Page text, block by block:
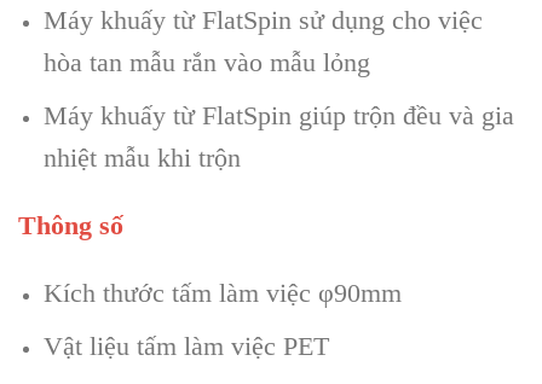
Máy khuấy từ FlatSpin sử dụng cho việc
hòa tan mẫu rắn vào mẫu lỏng
Máy khuấy từ FlatSpin giúp trộn đều và gia
nhiệt mẫu khi trộn
Thông số
Kích thước tấm làm việc φ90mm
Vật liệu tấm làm việc PET